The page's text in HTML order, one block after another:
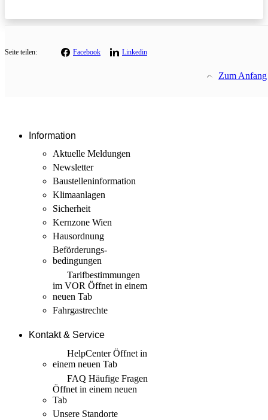
Seite teilen: Facebook Linkedin
Zum Anfang
Information
Aktuelle Meldungen
Newsletter
Baustellen­information
Klimaanlagen
Sicherheit
Kernzone Wien
Hausordnung
Beförderungs­
bedingungen
Tarif­bestimmungen
im VOR Öffnet in einem
neuen Tab
Fahrgastrechte
Kontakt & Service
HelpCenterÖffnet in
einem neuen Tab
FAQ Häufige Fragen
Öffnet in einem neuen
Tab
Unsere Standorte